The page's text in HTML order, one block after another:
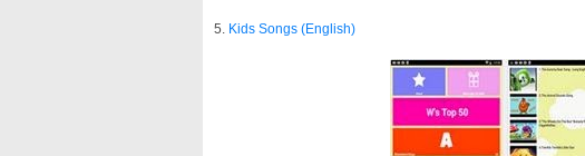
5. Kids Songs (English)